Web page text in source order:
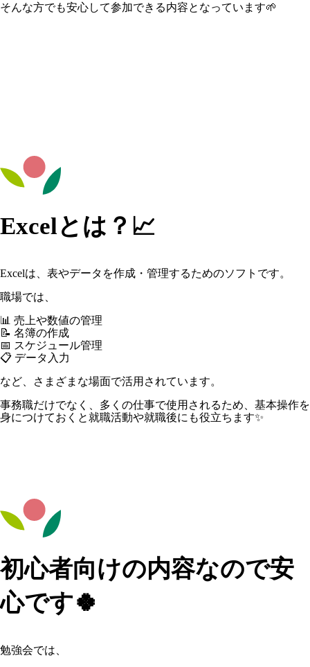
そんな方でも安心して参加できる内容となっています🌱
Excelとは？📈
Excelは、表やデータを作成・管理するためのソフトです。
職場では、
📊 売上や数値の管理
📝 名簿の作成
📅 スケジュール管理
📋 データ入力
など、さまざまな場面で活用されています。
事務職だけでなく、多くの仕事で使用されるため、基本操作を
身につけておくと就職活動や就職後にも役立ちます✨
初心者向けの内容なので安
心です🍀
勉強会では、